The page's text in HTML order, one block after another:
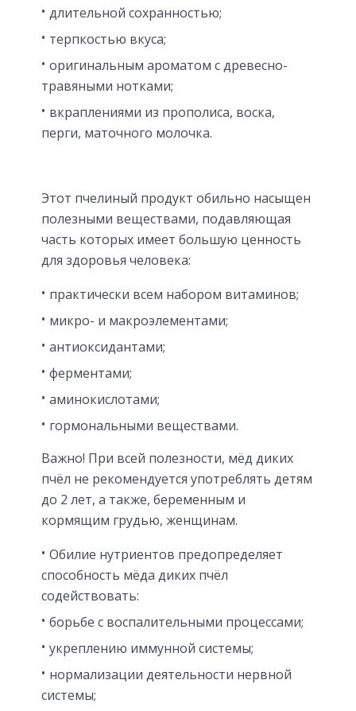
длительной сохранностью;
терпкостью вкуса;
оригинальным ароматом с древесно-
травяными нотками;
вкраплениями из прополиса, воска,
перги, маточного молочка.
Этот пчелиный продукт обильно насыщен
полезными веществами, подавляющая
часть которых имеет большую ценность
для здоровья человека:
практически всем набором витаминов;
микро- и макроэлементами;
антиоксидантами;
ферментами;
аминокислотами;
гормональными веществами.
Важно! При всей полезности, мёд диких
пчёл не рекомендуется употреблять детям
до 2 лет, а также, беременным и
кормящим грудью, женщинам.
Обилие нутриентов предопределяет
способность мёда диких пчёл
содействовать:
борьбе с воспалительными процессами;
укреплению иммунной системы;
нормализации деятельности нервной
системы;